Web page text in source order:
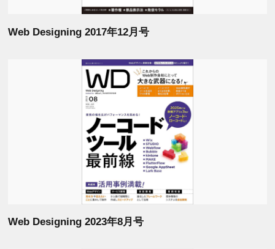
Web Designing 2017年12月号
Web Designing 2023年8月号